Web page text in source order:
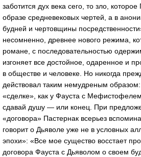
заботится дух века сего, то зло,
образе средневековых чертей, а в
будней и чертовщины
несомненно, древнее нового режима,
романе, с последовательностью
изгоняет все достойное, одаренное и
в обществе и человеке. Но никогда
действовал таким немудреным
«сделке», как у Фауста с
сдавай душу — или конец. При
«договора» Пастернак всерьез
говорит о Дьяволе уже не в условных
эпохи»: «Все мое существо восстает
договора Фауста с Дьяволом о своем